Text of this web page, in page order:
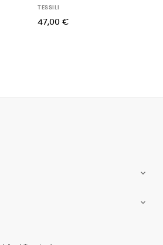
TESSILI
47,00 €

